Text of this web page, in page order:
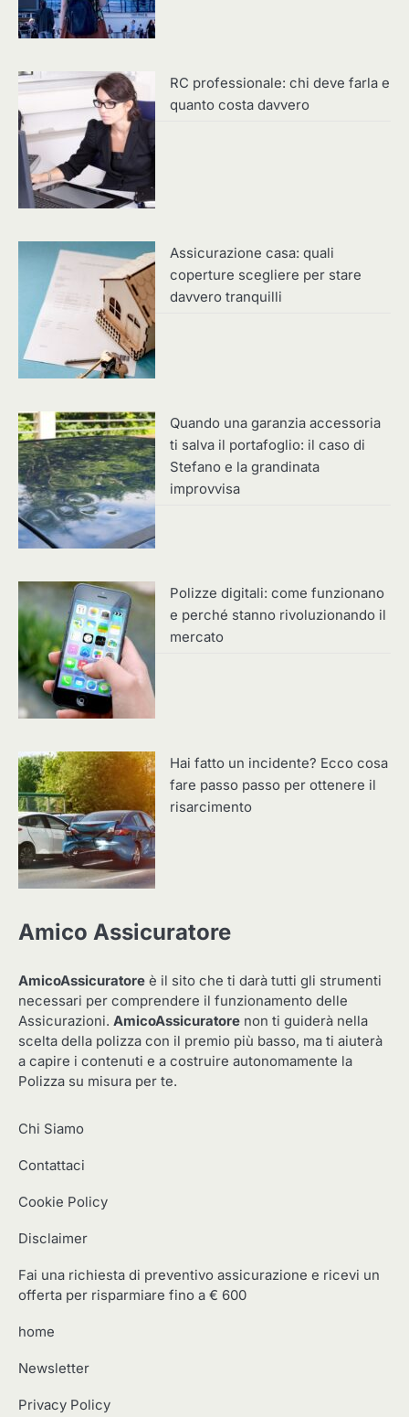
RC professionale: chi deve farla e
quanto costa davvero
Assicurazione casa: quali
coperture scegliere per stare
davvero tranquilli
Quando una garanzia accessoria
ti salva il portafoglio: il caso di
Stefano e la grandinata
improvvisa
Polizze digitali: come funzionano
e perché stanno rivoluzionando il
mercato
Hai fatto un incidente? Ecco cosa
fare passo passo per ottenere il
risarcimento
Amico Assicuratore
AmicoAssicuratore è il sito che ti darà tutti gli strumenti
necessari per comprendere il funzionamento delle
Assicurazioni. AmicoAssicuratore non ti guiderà nella
scelta della polizza con il premio più basso, ma ti aiuterà
a capire i contenuti e a costruire autonomamente la
Polizza su misura per te.
Chi Siamo
Contattaci
Cookie Policy
Disclaimer
Fai una richiesta di preventivo assicurazione e ricevi un
offerta per risparmiare fino a € 600
home
Newsletter
Privacy Policy